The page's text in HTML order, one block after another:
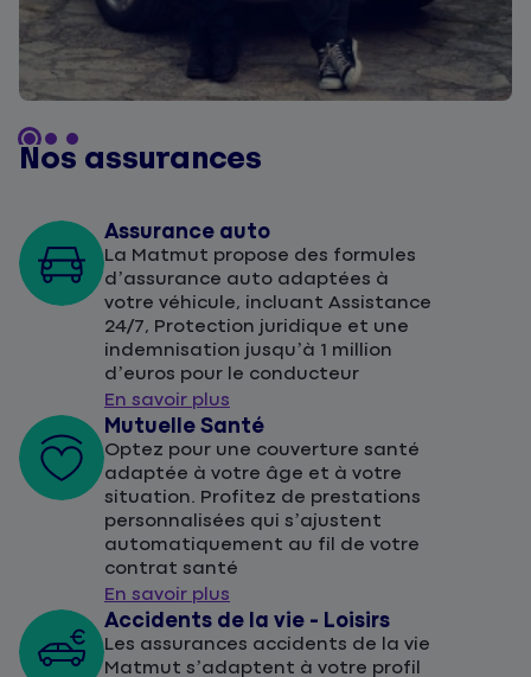
Nos assurances
Assurance auto
La Matmut propose des formules
d’assurance auto adaptées à
votre véhicule, incluant Assistance
24/7, Protection juridique et une
indemnisation jusqu’à 1 million
d’euros pour le conducteur
En savoir plus
Mutuelle Santé
Optez pour une couverture santé
adaptée à votre âge et à votre
situation. Profitez de prestations
personnalisées qui s’ajustent
automatiquement au fil de votre
contrat santé
En savoir plus
Accidents de la vie - Loisirs
Les assurances accidents de la vie
Matmut s’adaptent à votre profil